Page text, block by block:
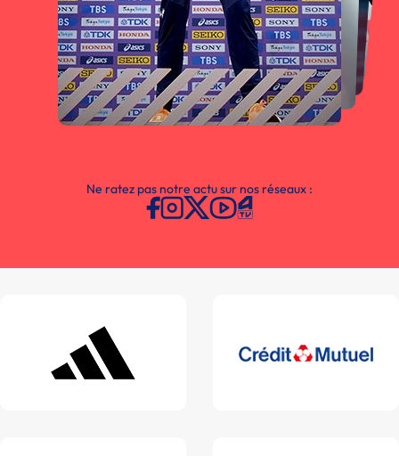
Ne ratez pas notre actu sur nos réseaux :